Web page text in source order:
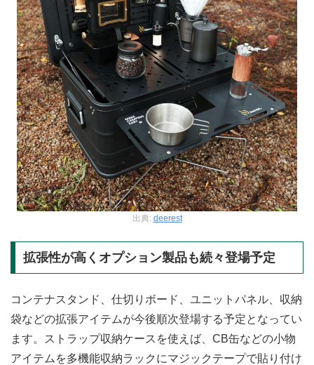
出典: deerest
拡張性が高くオプション製品も続々登場予定
コンテナスタンド、仕切りボード、ユニットパネル、収納
袋などの拡張アイテムが今後順次登場する予定となってい
ます。ストラップ収納ケースを使えば、CB缶などの小物
アイテムを多機能収納ラックにマジックテープで貼り付け